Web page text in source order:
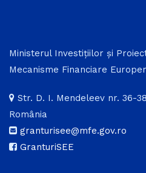
Ministerul Investițiilor și
Mecanisme Financiare
Str. D. I. Mendeleev nr. 36-
România
granturisee@mfe.gov.ro
GranturiSEE